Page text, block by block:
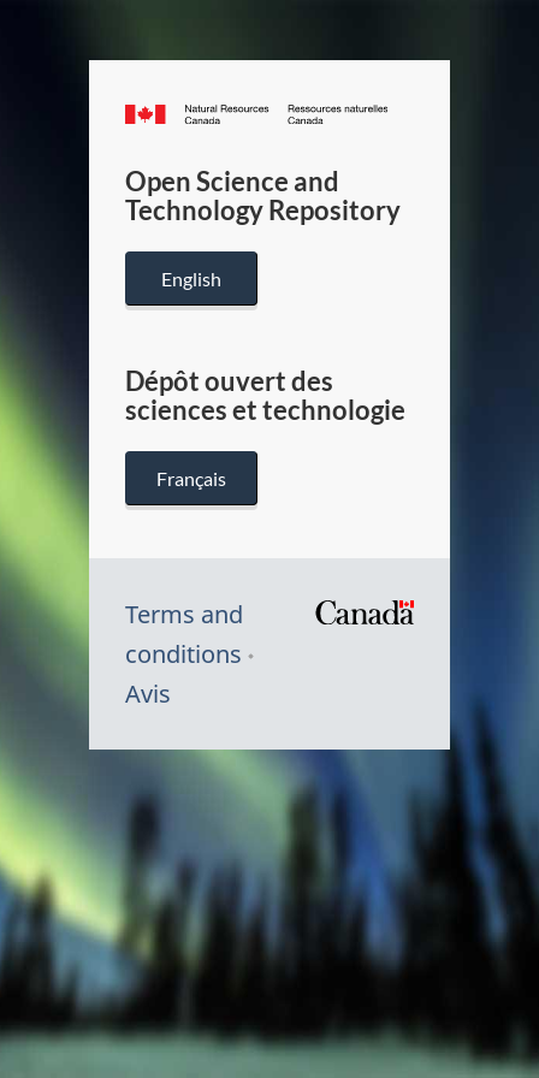
Canada.ca
/
Canada
Open Science and
Technology Repository
English
Dépôt ouvert des
sciences et technologie
Français
Terms and
conditions
Avis
Canada